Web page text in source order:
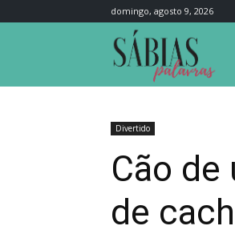
domingo, agosto 9, 2026
Divertido
Cão
de